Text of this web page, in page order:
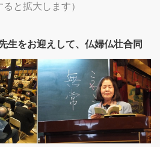
と拡大します）
生をお迎えして、仏婦仏壮合同